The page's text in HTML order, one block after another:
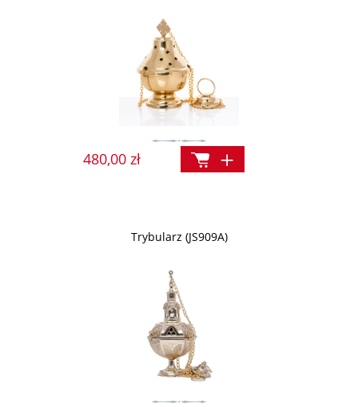
480,00 zł
Trybularz (JS909A)